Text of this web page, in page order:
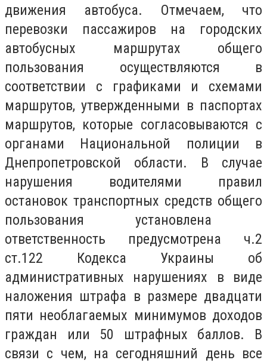
движения автобуса. Отмечаем, что
перевозки пассажиров на городских
автобусных маршрутах общего
пользования осуществляются в
соответствии с графиками и схемами
маршрутов, утвержденными в паспортах
маршрутов, которые согласовываются с
органами Национальной полиции в
Днепропетровской области. В случае
нарушения водителями правил
остановок транспортных средств общего
пользования установлена ​​
ответственность предусмотрена ч.2
ст.122 Кодекса Украины об
административных нарушениях в виде
наложения штрафа в размере двадцати
пяти необлагаемых минимумов доходов
граждан или 50 штрафных баллов. В
связи с чем, на сегодняшний день все